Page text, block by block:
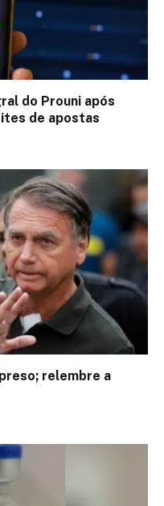
do Prouni após
de apostas
relembre a